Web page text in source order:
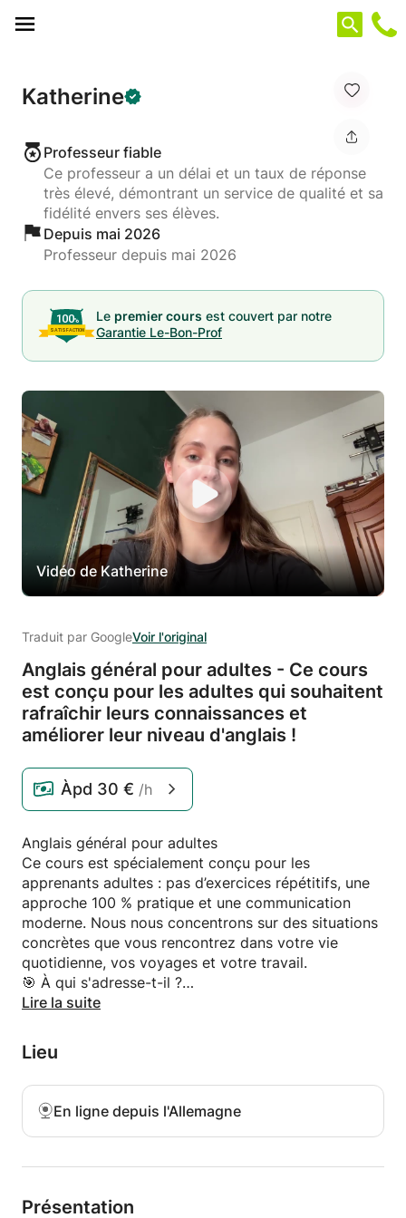
Katherine
Professeur fiable
Ce professeur a un délai et un taux de réponse
très élevé, démontrant un service de qualité et sa
fidélité envers ses élèves.
Depuis mai 2026
Professeur depuis mai 2026
Le premier cours est couvert par notre
Garantie Le-Bon-Prof
Vidéo de Katherine
Traduit par GoogleVoir l'original
Anglais général pour adultes - Ce cours
est conçu pour les adultes qui souhaitent
rafraîchir leurs connaissances et
améliorer leur niveau d'anglais !
Àpd 30 € /h
Anglais général pour adultes
Ce cours est spécialement conçu pour les
apprenants adultes : pas d’exercices répétitifs, une
approche 100 % pratique et une communication
moderne. Nous nous concentrons sur des situations
concrètes que vous rencontrez dans votre vie
quotidienne, vos voyages et votre travail.
🎯 À qui s'adresse-t-il ?
Le « savant silencieux » : Vous comprenez
moment de parler.
Le « Redémarreur » : Vous avez appris l’anglais il y a
des années et vous avez besoin de reconstruire et
d’organiser vos compétences.
Le voyageur et le professionnel : vous souhaitez
gérer les situations à l’aéroport et à l’hôtel avec
aisance, réussir vos entretiens d’embauche et
🛠 Méthodologie
Lire la suite
Lieu
En ligne depuis l'Allemagne
Présentation